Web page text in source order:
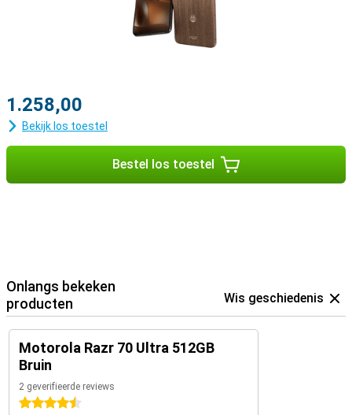
1.258,00
Bekijk los toestel
Bestel los toestel
Onlangs bekeken
producten
Wis geschiedenis
Motorola Razr 70 Ultra 512GB
Bruin
2 geverifieerde reviews
4.5 sterren